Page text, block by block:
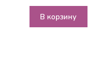
В корзину